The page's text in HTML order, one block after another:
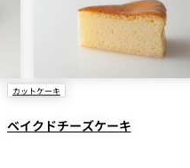
カットケーキ
ベイクドチーズケーキ